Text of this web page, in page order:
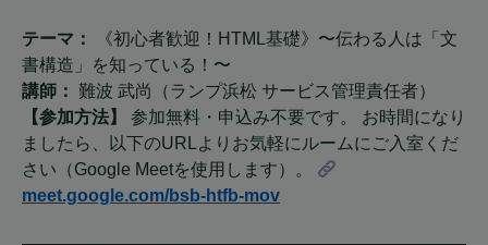
テーマ：
《初心者歓迎！HTML基礎》〜伝わる人は「文
書構造」を知っている！〜
講師： 難波 武尚（ランプ浜松 サービス管理責任者）
【参加方法】
参加無料・申込み不要です。 お時間になり
ましたら、以下のURLよりお気軽にルームにご入室くだ
さい（Google Meetを使用します）。
meet.google.com/bsb-htfb-mov